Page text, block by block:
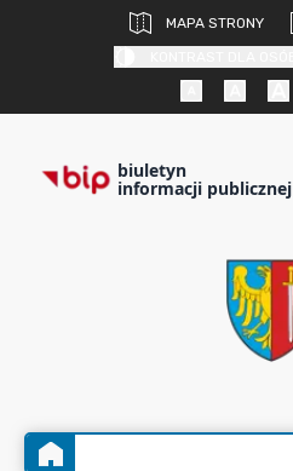
MAPA STRONY
biuletyn
informacji publicznej